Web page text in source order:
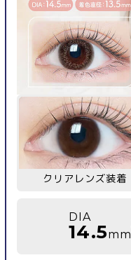
クリアレンズ装着
DIA
14.5mm